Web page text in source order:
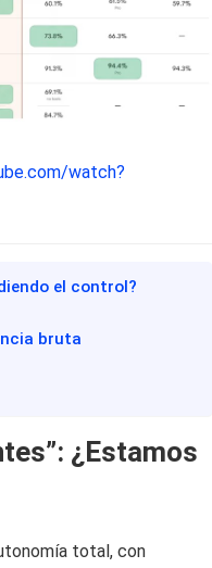
watch?
el control?
bruta
¿Estamos
total, con